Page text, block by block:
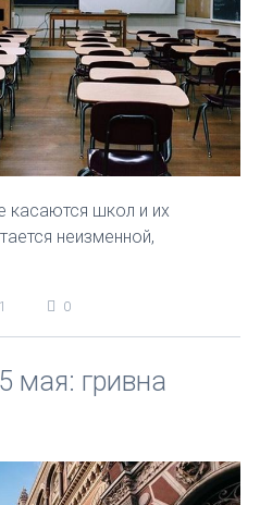
касаются школ и их
неизменной,
0
мая: гривна